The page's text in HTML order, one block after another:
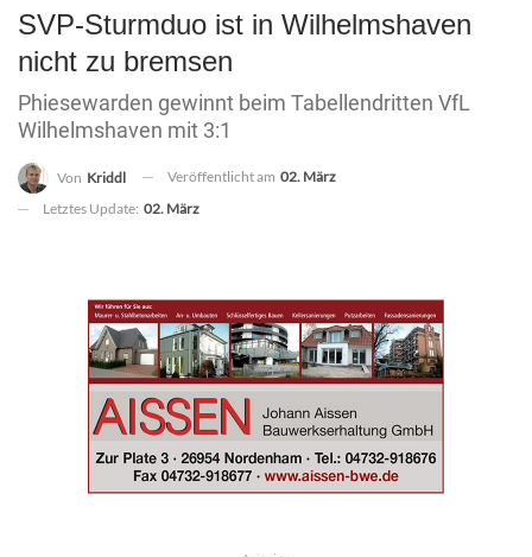
SVP-Sturmduo ist in Wilhelmshaven
nicht zu bremsen
Phiesewarden gewinnt beim Tabellendritten VfL
Wilhelmshaven mit 3:1
Von Kriddl Veröffentlicht am 02. März
Letztes Update: 02. März